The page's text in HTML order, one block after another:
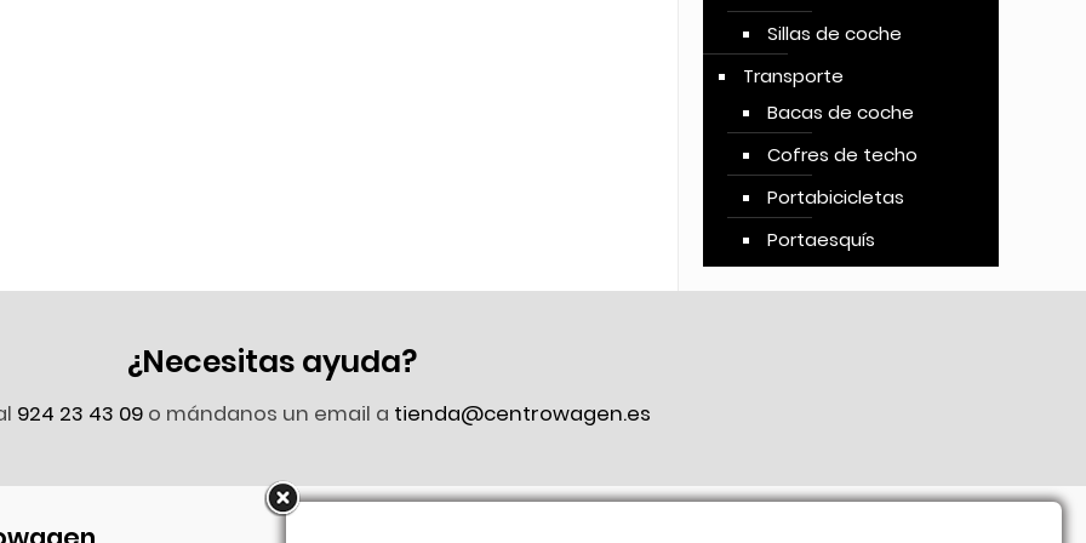
Sillas de coche
Transporte
Bacas de coche
Cofres de techo
Portabicicletas
Portaesquís
¿Necesitas ayuda?
924 23 43 09 o mándanos un email a tienda@centrowagen.es